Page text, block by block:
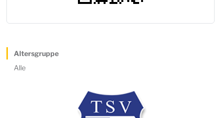
Altersgruppe
Alle